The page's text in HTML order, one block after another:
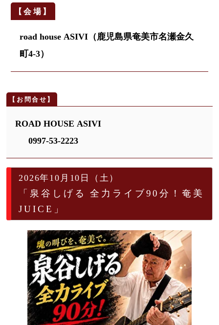
road house ASIVI（鹿児島県奄美市名瀬金久
町4-3）
ROAD HOUSE ASIVI
0997-53-2223
2026年10月10日（土）
「泉谷しげる 全力ライブ90分！奄美
JUICE」